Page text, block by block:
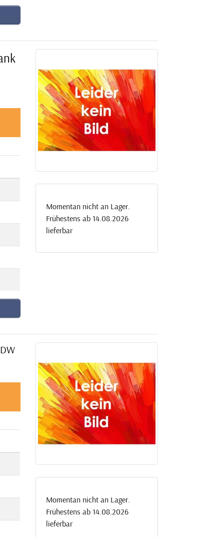
Momentan nicht an Lager.
Frühestens ab 14.08.2026
lieferbar
Momentan nicht an Lager.
Frühestens ab 14.08.2026
lieferbar